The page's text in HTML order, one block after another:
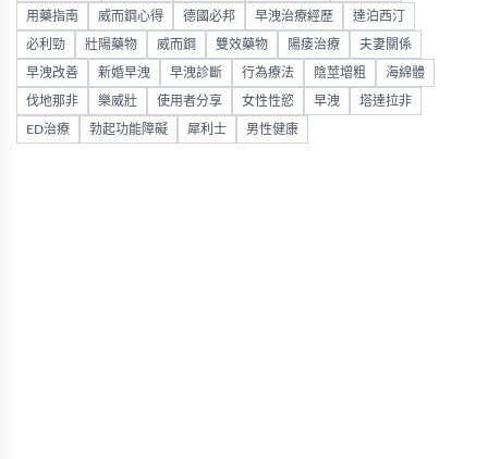
用藥指南 威而鋼心得 德國必邦 早洩治療經歷 達泊西汀
必利勁 壯陽藥物 威而鋼 雙效藥物 陽痿治療 夫妻關係
早洩改善 新婚早洩 早洩診斷 行為療法 陰莖增粗 海綿體
伐地那非 樂威壯 使用者分享 女性性慾 早洩 塔達拉非
ED治療 勃起功能障礙 犀利士 男性健康